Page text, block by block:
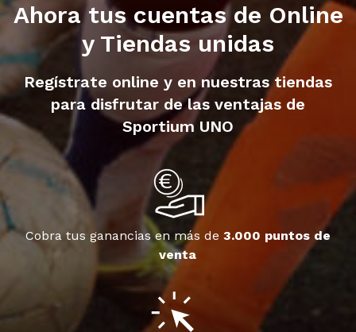
Ahora tus cuentas de Online
y Tiendas unidas
Regístrate online y en nuestras tiendas
para disfrutar de las ventajas de
Sportium UNO
Cobra tus ganancias en más de 3.000 puntos de
venta